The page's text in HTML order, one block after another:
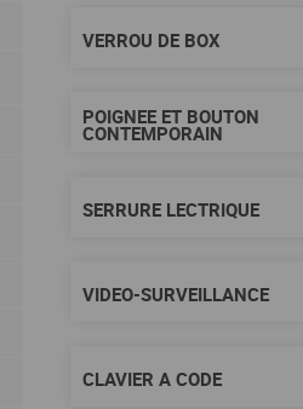
VERROU DE BOX
POIGNEE ET BOUTON
CONTEMPORAIN
SERRURE LECTRIQUE
VIDEO-SURVEILLANCE
CLAVIER A CODE